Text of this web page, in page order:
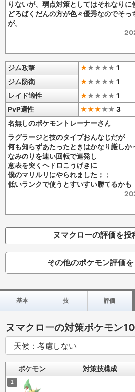
りないが、弱点対策としてはそれなりに
どろばくだんの方が色々優秀なのでそっ
が。
ジム攻撃 ★★★★★ 1
ジム防衛
★★★★★ 1
レイド適性
★★★★★ 1
PvP適性
★★★★★ 3
名無しのポケモントレーナーさん
ラグラージと技のタイプおんなじだが
何も知らずあたったときはかなり厳しか
なみのりを速い回転で連発し
意表を突くヘドロこうげきに
僕のマリルリはやられました；；
低いランクで使うとすいすい勝てるかも
ヌマクローの評価を投
その他のポケモン評価
基本 技 評価
ヌマクローの対策ポケモン
ポケモン 対策技構成